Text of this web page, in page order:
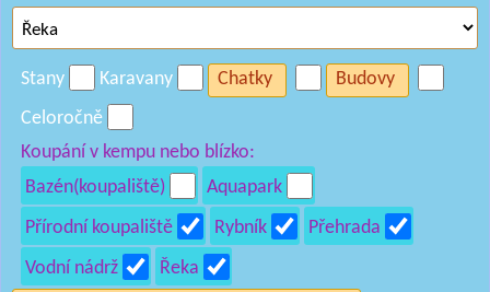
Stany Karavany Chatky
Budovy
Celoročně
Koupání v kempu nebo blízko:
Bazén(koupaliště)
Aquapark
Přírodní koupaliště
Rybník
Přehrada
Vodní nádrž
Řeka